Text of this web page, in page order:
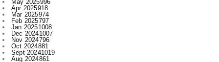
Dec 20241007
Nov 2024796
Oct 2024881
Sept 20241019
Aug 2024861
Jul 2024932
Jun 2024731
May 2024605
Apr 2024597